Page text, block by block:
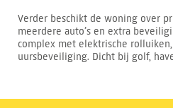
Verder beschikt de woning over
meerdere auto’s en extra
complex met elektrische
uursbeveiliging. Dicht bij golf,